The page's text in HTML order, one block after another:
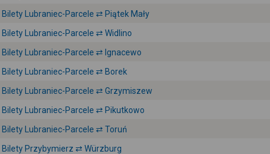
Bilety Lubraniec-Parcele ⇄ Piątek Mały
Bilety Lubraniec-Parcele ⇄ Widlino
Bilety Lubraniec-Parcele ⇄ Ignacewo
Bilety Lubraniec-Parcele ⇄ Borek
Bilety Lubraniec-Parcele ⇄ Grzymiszew
Bilety Lubraniec-Parcele ⇄ Pikutkowo
Bilety Lubraniec-Parcele ⇄ Toruń
Bilety Przybymierz ⇄ Würzburg